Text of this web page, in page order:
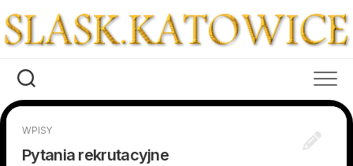
to
content
WPISY
Pytania rekrutacyjne